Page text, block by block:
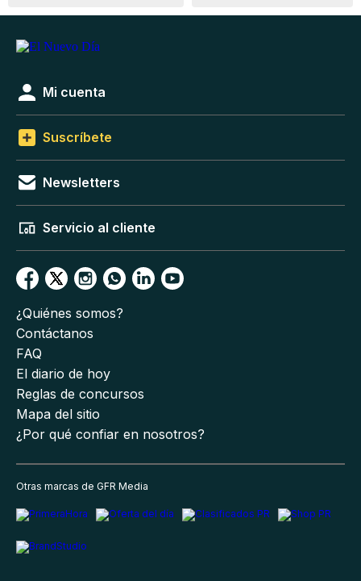
Mi cuenta
Suscríbete
Newsletters
Servicio al cliente
¿Quiénes somos?
Contáctanos
FAQ
El diario de hoy
Reglas de concursos
Mapa del sitio
¿Por qué confiar en nosotros?
Otras marcas de GFR Media